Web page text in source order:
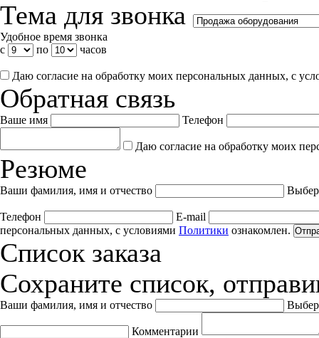
Тема для звонка
Удобное время звонка
с
по часов
Даю согласие на обработку моих персональных данных, с
Обратная связь
Ваше имя Телефон
Даю согласие на обработку моих
Резюме
Ваши фамилия, имя и отчество
Телефон
E-mail
персональных данных, с условиями Политики ознакомлен.
Список заказа
Сохраните список,
Ваши фамилия, имя и отчество
Комментарии